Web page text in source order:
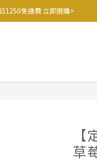
$1250免運費 立即選購>
節送健康 禮盒$1080起 >
草